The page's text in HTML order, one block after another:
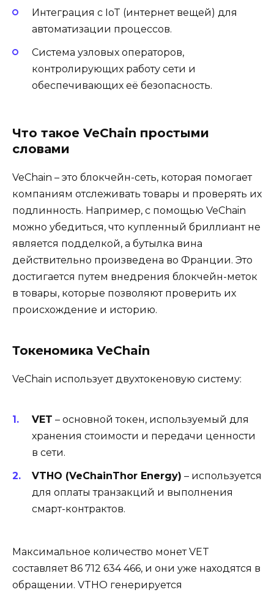
Интеграция с IoT (интернет вещей) для
автоматизации процессов.
Система узловых операторов,
контролирующих работу сети и
обеспечивающих её безопасность.
Что такое VeChain простыми
словами
VeChain – это блокчейн-сеть, которая помогает
компаниям отслеживать товары и проверять их
подлинность. Например, с помощью VeChain
можно убедиться, что купленный бриллиант не
является подделкой, а бутылка вина
действительно произведена во Франции. Это
достигается путем внедрения блокчейн-меток
в товары, которые позволяют проверить их
происхождение и историю.
Токеномика VeChain
VeChain использует двухтокеновую систему:
VET – основной токен, используемый для
хранения стоимости и передачи ценности
в сети.
VTHO (VeChainThor Energy) – используется
для оплаты транзакций и выполнения
смарт-контрактов.
Максимальное количество монет VET
составляет 86 712 634 466, и они уже находятся в
обращении. VTHO генерируется